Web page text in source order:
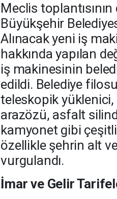
Meclis
Büyükşehir
Alınacak yeni iş
hakkında yapılan
iş makinesinin
edildi. Belediye
teleskopik
arazözü, asfalt
kamyonet gibi
özellikle şehrin alt
vurgulandı.
İmar ve Gelir